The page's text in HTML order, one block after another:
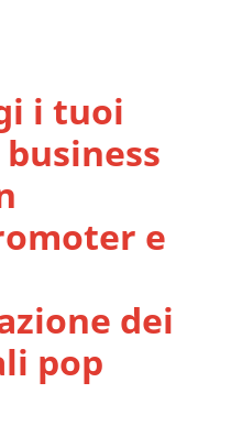
i tuoi
e
dei
pop